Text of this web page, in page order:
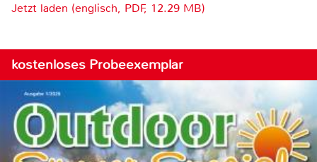
Jetzt laden (englisch, PDF, 12.29 MB)
kostenloses Probeexemplar